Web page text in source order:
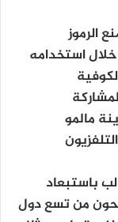
الرموز
استخدامه
مالمو
باستبعاد
من تسع دول